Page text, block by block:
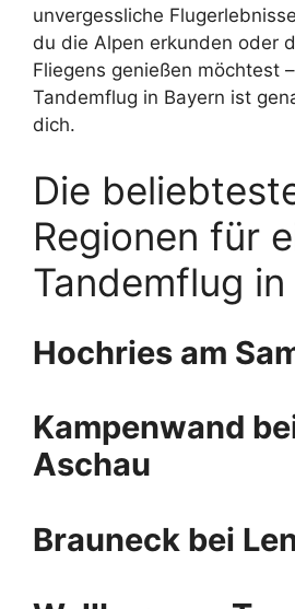
unvergessliche
du die Alpen erkunden oder
Fliegens genießen möchtest
Tandemflug in Bayern ist
dich.
Die
Regionen für
Tandemflug in
Hochries am
Kampenwand
Aschau
Brauneck bei